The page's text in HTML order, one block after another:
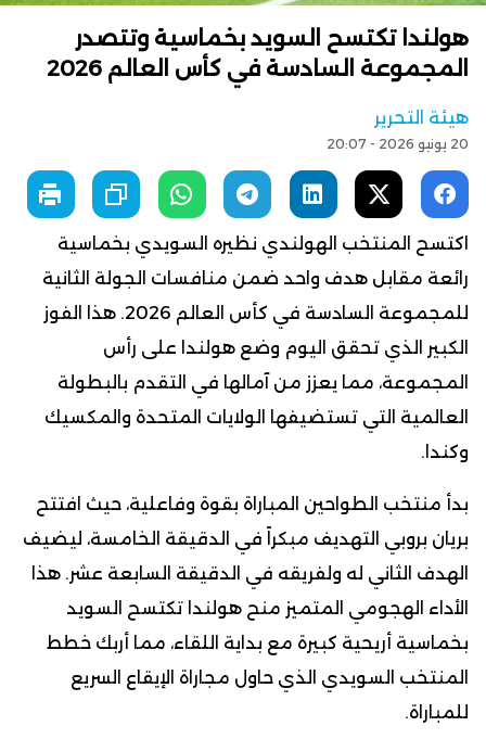
هولندا تكتسح السويد بخماسية وتتصدر
المجموعة السادسة في كأس العالم 2026
هيئة التحرير
20 يونيو 2026 - 20:07
اكتسح المنتخب الهولندي نظيره السويدي بخماسية
رائعة مقابل هدف واحد ضمن منافسات الجولة الثانية
للمجموعة السادسة في كأس العالم 2026. هذا الفوز
الكبير الذي تحقق اليوم وضع هولندا على رأس
المجموعة، مما يعزز من آمالها في التقدم بالبطولة
العالمية التي تستضيفها الولايات المتحدة والمكسيك
وكندا.
بدأ منتخب الطواحين المباراة بقوة وفاعلية، حيث افتتح
بريان بروبي التهديف مبكراً في الدقيقة الخامسة، ليضيف
الهدف الثاني له ولفريقه في الدقيقة السابعة عشر. هذا
الأداء الهجومي المتميز منح هولندا تكتسح السويد
بخماسية أريحية كبيرة مع بداية اللقاء، مما أربك خطط
المنتخب السويدي الذي حاول مجاراة الإيقاع السريع
للمباراة.